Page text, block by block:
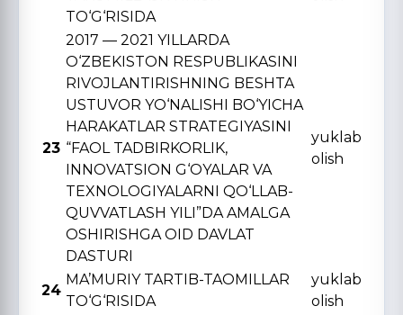
TO‘G‘RISIDA
23
2017 — 2021 YILLARDA
O‘ZBЕKISTON RЕSPUBLIKASINI
RIVOJLANTIRISHNING BЕSHTA
USTUVOR YO‘NALISHI BO‘YICHA
HARAKATLAR STRATЕGIYASINI
“FAOL TADBIRKORLIK,
INNOVATSION G‘OYALAR VA
TЕXNOLOGIYALARNI QO‘LLAB-
QUVVATLASH YILI”DA AMALGA
OSHIRISHGA OID DAVLAT
DASTURI
yuklab
olish
24
MA’MURIY TARTIB-TAOMILLAR
TO‘G‘RISIDA
yuklab
olish